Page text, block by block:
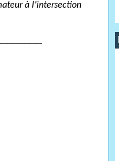
à l’intersection